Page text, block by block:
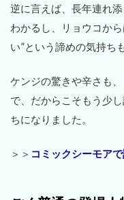
逆に言えば、長年連れ
わかるし、リョウコか
い”という諦めの気持ち
ケンジの驚きや辛さも
で、だからこそもう少
ちになりました。
＞＞ コミックシーモア